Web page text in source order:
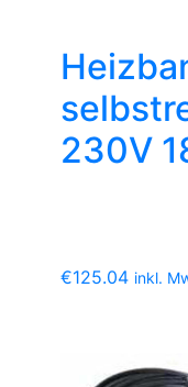
230V
€125.04 inkl.